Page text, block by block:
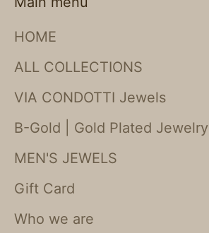
HOME
ALL COLLECTIONS
VIA CONDOTTI Jewels
B-Gold | Gold Plated Jewelry
MEN'S JEWELS
Gift Card
Who we are